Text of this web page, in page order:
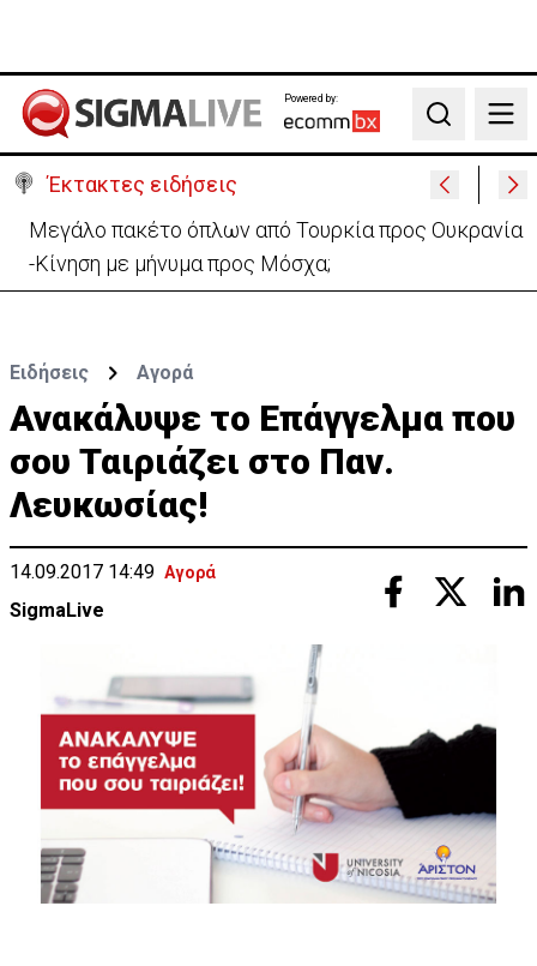
Powered by:
Search
Έκτακτες ειδήσεις
Μελέτησε το πόρισμα της φωτιάς στο Καλό Χωριό
ο Πάλμας- «Ουδέν σχόλιο»
Ειδήσεις Αγορά
Ανακάλυψε το Επάγγελμα που
σου Ταιριάζει στο Παν.
Λευκωσίας!
14.09.2017 14:49 Αγορά
SigmaLive